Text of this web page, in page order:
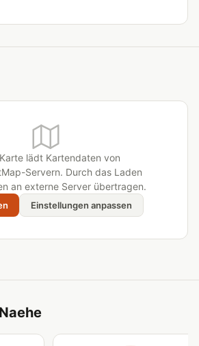
lädt Kartendaten von
Servern. Durch das Laden
an externe Server übertragen.
Einstellungen anpassen